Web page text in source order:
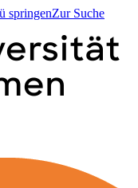
springenZur Suche